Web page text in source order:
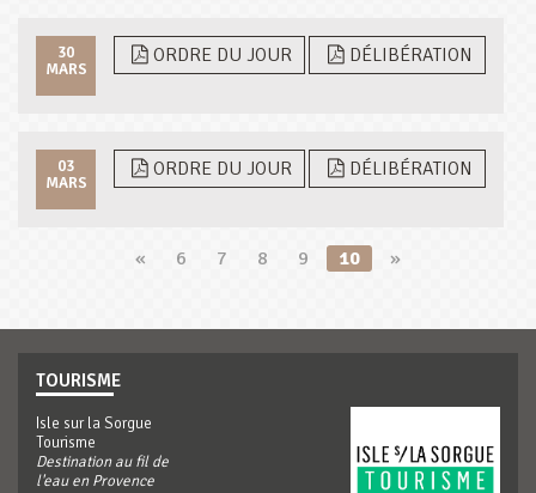
30
MARS
ORDRE DU JOUR DÉLIBÉRATION
03
MARS
ORDRE DU JOUR DÉLIBÉRATION
« 6 7 8 9 10 »
TOURISME
Isle sur la Sorgue
Tourisme
Destination au fil de
l'eau en Provence